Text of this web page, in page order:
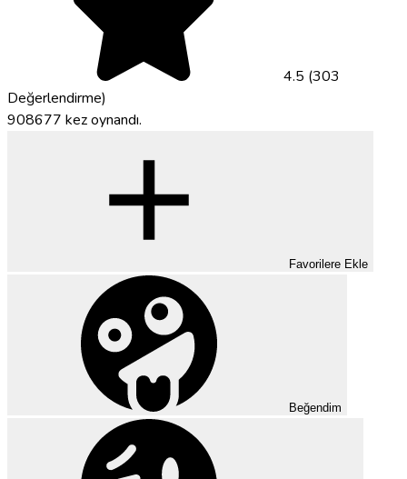
4.5 (303
Değerlendirme)
908677 kez oynandı.
Favorilere Ekle
Beğendim